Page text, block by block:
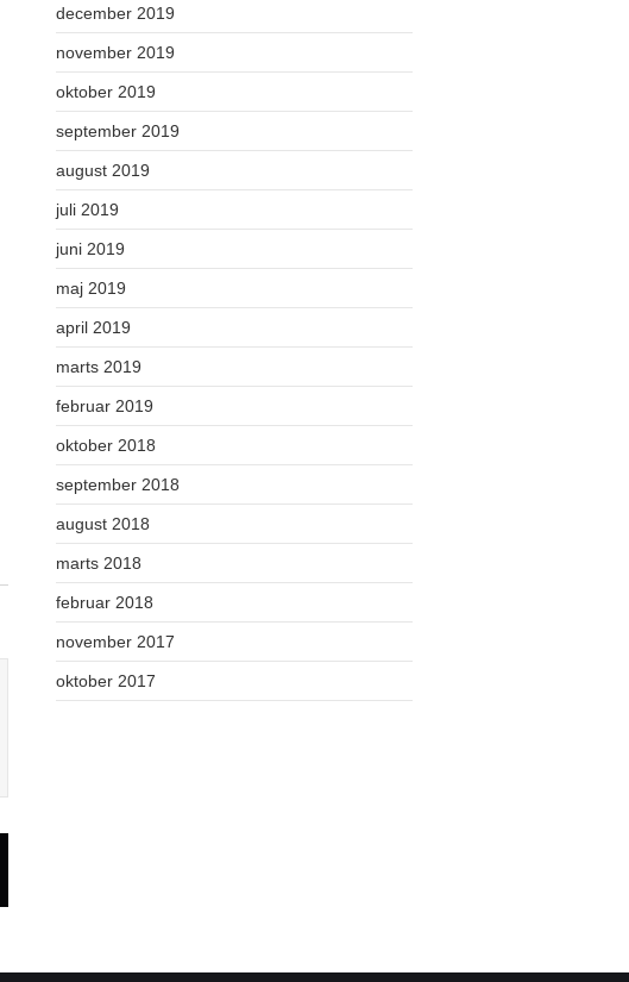
december 2019
november 2019
oktober 2019
september 2019
august 2019
juli 2019
juni 2019
maj 2019
april 2019
marts 2019
februar 2019
oktober 2018
september 2018
august 2018
marts 2018
februar 2018
november 2017
oktober 2017